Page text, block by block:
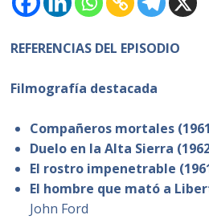
REFERENCIAS DEL EPISODIO
Filmografía destacada
Compañeros mortales
Duelo en la Alta Sierra
El rostro impenetrable
El hombre que mató a
John Ford